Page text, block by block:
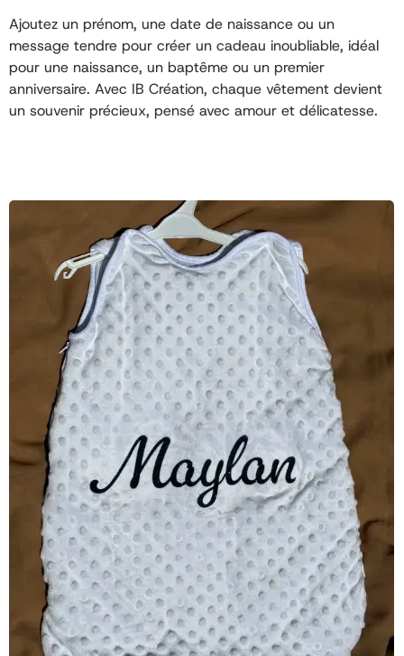
Ajoutez un prénom, une date de naissance ou un
message tendre pour créer un cadeau inoubliable, idéal
pour une naissance, un baptême ou un premier
anniversaire. Avec IB Création, chaque vêtement devient
un souvenir précieux, pensé avec amour et délicatesse.
View Products